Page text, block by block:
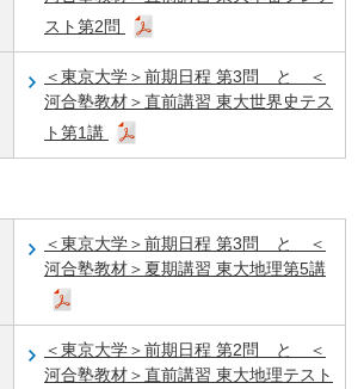
スト第2問
＜東京大学＞前期日程 第3問 と ＜
河合塾教材＞直前講習 東大世界史テス
ト第1講
＜東京大学＞前期日程 第3問 と ＜
河合塾教材＞夏期講習 東大地理第5講
＜東京大学＞前期日程 第2問 と ＜
河合塾教材＞直前講習 東大地理テスト